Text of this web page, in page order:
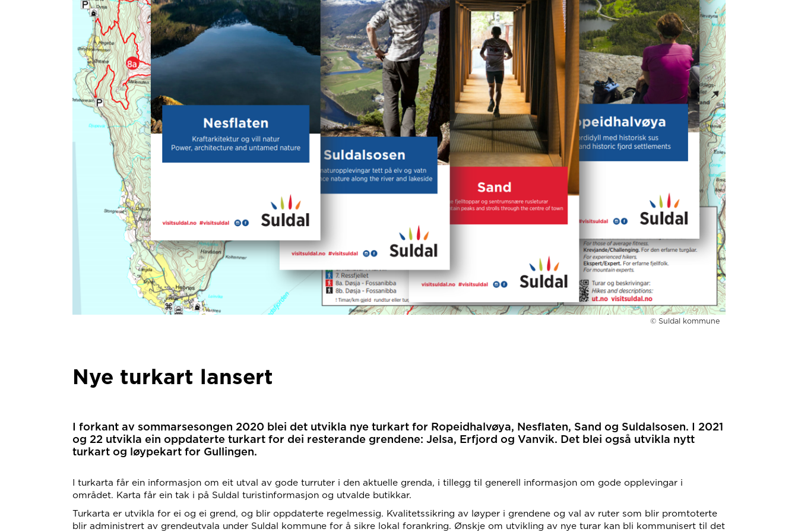
© Suldal kommune
Nye turkart lansert
I forkant av sommarsesongen 2020 blei det utvikla nye turkart for Ropeidhalvøya, Nesflaten, Sand og Suldalsosen. I 2021
og 22 utvikla ein oppdaterte turkart for dei resterande grendene: Jelsa, Erfjord og Vanvik. Det blei også utvikla nytt
turkart og løypekart for Gullingen.
I turkarta får ein informasjon om eit utval av gode turruter i den aktuelle grenda, i tillegg til generell informasjon om gode opplevingar i
området. Karta får ein tak i på Suldal turistinformasjon og utvalde butikkar.
Turkarta er utvikla for ei og ei grend, og blir oppdaterte regelmessig. Kvalitetssikring av løyper i grendene og val av ruter som blir promtoterte
blir administrert av grendeutvala under Suldal kommune for å sikre lokal forankring. Ønskje om utvikling av nye turar kan bli kommunisert til det